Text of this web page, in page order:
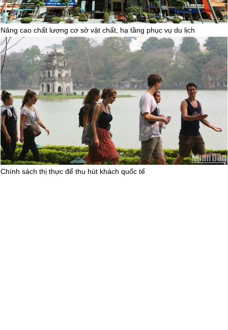
Thái Nguyên trong mắt du khách
(29/07/2024)
Nâng cao chất lượng cơ sở vật chất, hạ tầng phục vụ du lịch
Chính sách thị thực để thu hút khách quốc tế